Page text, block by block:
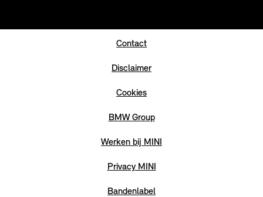
Contact
Disclaimer
Cookies
BMW Group
Werken bij MINI
Privacy MINI
Bandenlabel